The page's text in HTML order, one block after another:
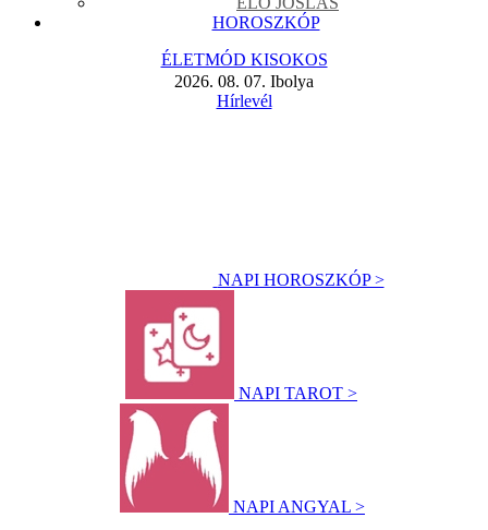
HOROSZKÓP
ÉLETMÓD KISOKOS
2026. 08. 07. Ibolya
Hírlevél
NAPI HOROSZKÓP >
NAPI TAROT >
NAPI ANGYAL >